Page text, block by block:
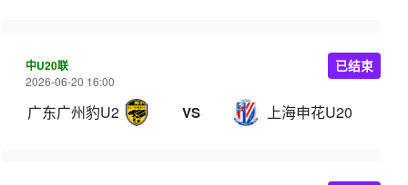
中U20联
2026-06-20 16:00
广东广州豹U20 VS 上海申花U20
已结束